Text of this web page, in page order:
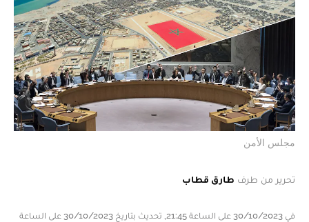
مجلس الأمن
تحرير من طرف طارق قطاب
في 30/10/2023 على الساعة 21:45, تحديث بتاريخ 30/10/2023 على الساعة